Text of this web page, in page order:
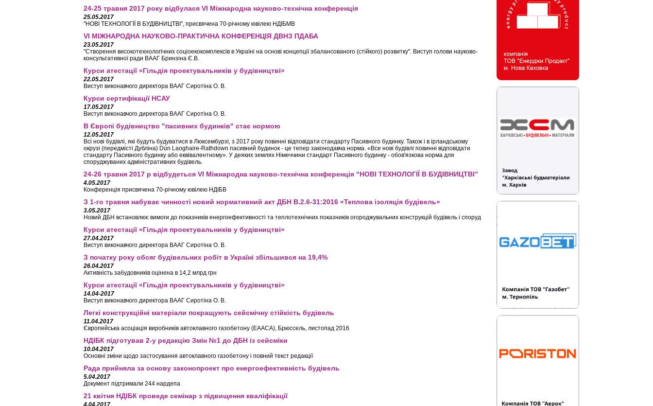
24-25 травня 2017 року відбулася VI Міжнародна науково-технічна конференція
25.05.2017
"НОВІ ТЕХНОЛОГІЇ В БУДІВНИЦТВІ", присвячена 70-річному ювілею НДІБМВ
VІ МІЖНАРОДНА НАУКОВО-ПРАКТИЧНА КОНФЕРЕНЦІЯ ДВНЗ ПДАБА
23.05.2017
"Створення високотехнологічних соціоекокомплексів в Україні на основі концепції збалансованого (стійкого) розвитку". Виступ голови науково-
консультативної ради ВААГ Бринзіна Є.В.
Курси атестації «Гільдія проектувальників у будівництві»
22.05.2017
Виступ виконавчого директора ВААГ Сиротіна О. В.
Курси сертифікації НСАУ
17.05.2017
Виступ виконавчого директора ВААГ Сиротіна О. В.
В Європі будівництво "пасивних будинків" стає нормою
12.05.2017
Всі нові будівлі, які будуть будуватися в Люксембурзі, з 2017 року повинні відповідати стандарту Пасивного будинку. Також і в ірландському
окрузі (передмісті Дубліна) Dún Laoghaire-Rathdown пасивний будинок - це тепер законодавча норма. «Все нові будівлі повинні відповідати
стандарту Пасивного будинку або еквівалентному». У деяких землях Німеччини стандарт Пасивного будинку - обов'язкова норма для
споруджуваних адміністративних будівель.
24-26 травня 2017 р відбудеться VI Міжнародна науково-технічна конференція “НОВІ ТЕХНОЛОГІЇ В БУДІВНИЦТВІ”
4.05.2017
Конференція присвячена 70-річному ювілею НДІБВ
З 1-го травня набуває чинності новий нормативний акт ДБН В.2.6-31:2016 «Теплова ізоляція будівель»
3.05.2017
Новий ДБН встановлює вимоги до показників енергоефективності та теплотехнічних показників огороджувальних конструкцій будівель і споруд
Курси атестації «Гільдія проектувальників у будівництві»
27.04.2017
Виступ виконавчого директора ВААГ Сиротіна О. В.
З початку року обсяг будівельних робіт в Україні збільшився на 19,4%
26.04.2017
Активність забудовників оцінена в 14,2 млрд грн
Курси атестації «Гільдія проектувальників у будівництві»
14.04-2017
Виступ виконавчого директора ВААГ Сиротіна О. В.
Легкі конструкційні матеріали покращують сейсмічну стійкість будівель
11.04.2017
Європейська асоціація виробників автоклавного газобетону (EAACA), Брюссель, листопад 2016
НДІБК підготував 2-у редакцію Змін №1 до ДБН із сейсміки
10.04.2017
Основні зміни щодо застосування автоклавного газобетону і повний текст редакції
Рада прийняла за основу законопроект про енергоефективність будівель
5.04.2017
Документ підтримали 244 нардепа
21 квітня НДІБК проведе cемінар з підвищення кваліфікації
4.04.2017